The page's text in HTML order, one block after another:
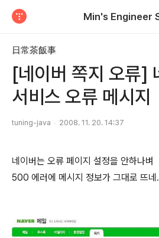
Min's Engineer
日常茶飯事
[네이버 쪽지 오류]
서비스 오류 메시지
tuning-java 2008. 11. 20. 14:37
네이버는 오류 페이지 설정을 안하나벼
500 에러에 메시지 정보가 그대로 뜨네